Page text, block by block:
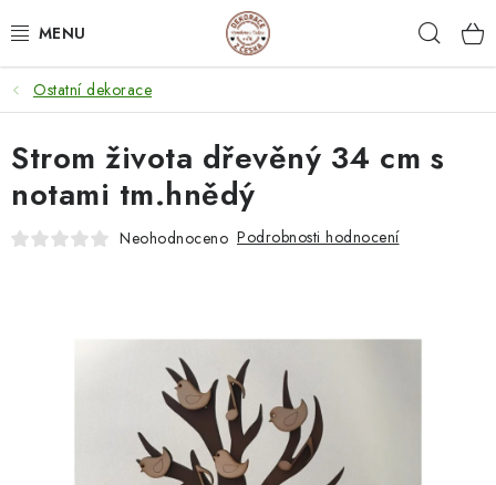
na
NEJPRODÁVANĚJŠÍ
SVATEBNÍ DARY/ DEKORACE 💍
DÁRKOVÉ BOXY A KRABIČKY
DŘEVĚNÉ DEKORACE
Ostatní dekorace
Strom života dřevěný 34 cm s
notami tm.hnědý
Neohodnoceno Podrobnosti hodnocení